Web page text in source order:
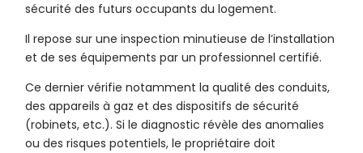
sécurité des futurs occupants du logement.
Il repose sur une inspection minutieuse de l’installation
et de ses équipements par un professionnel certifié.
Ce dernier vérifie notamment la qualité des conduits,
des appareils à gaz et des dispositifs de sécurité
(robinets, etc.). Si le diagnostic révèle des anomalies
ou des risques potentiels, le propriétaire doit